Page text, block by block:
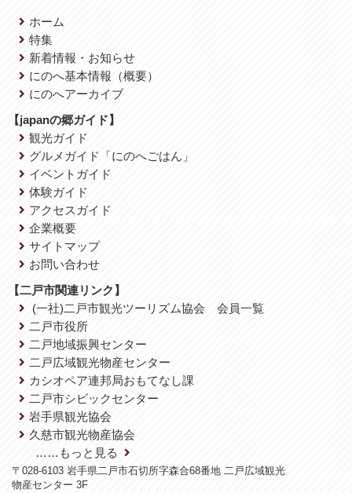
ホーム
特集
新着情報・お知らせ
にのへ基本情報（概要）
にのへアーカイブ
【japanの郷ガイド】
観光ガイド
グルメガイド「にのへごはん」
イベントガイド
体験ガイド
アクセスガイド
企業概要
サイトマップ
お問い合わせ
【二戸市関連リンク】
(一社)二戸市観光ツーリズム協会 会員一覧
二戸市役所
二戸地域振興センター
二戸広域観光物産センター
カシオペア連邦局おもてなし課
二戸市シビックセンター
岩手県観光協会
久慈市観光物産協会
……もっと見る
〒028-6103 岩手県二戸市石切所字森合68番地 二戸広域観光
物産センター 3F